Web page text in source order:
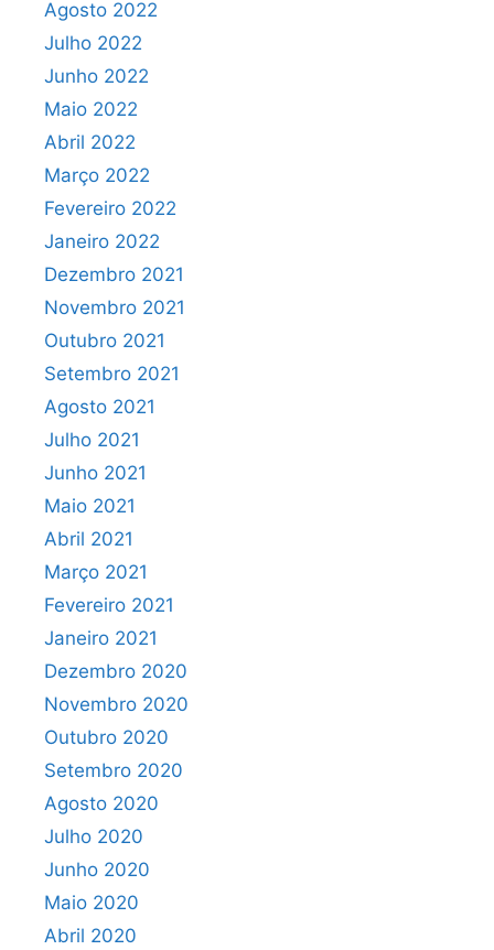
Agosto 2022
Julho 2022
Junho 2022
Maio 2022
Abril 2022
Março 2022
Fevereiro 2022
Janeiro 2022
Dezembro 2021
Novembro 2021
Outubro 2021
Setembro 2021
Agosto 2021
Julho 2021
Junho 2021
Maio 2021
Abril 2021
Março 2021
Fevereiro 2021
Janeiro 2021
Dezembro 2020
Novembro 2020
Outubro 2020
Setembro 2020
Agosto 2020
Julho 2020
Junho 2020
Maio 2020
Abril 2020